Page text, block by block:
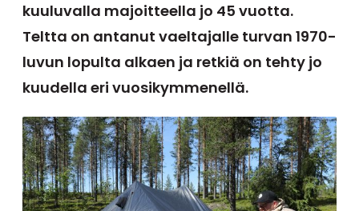
kuuluvalla majoitteella jo 45 vuotta.
Teltta on antanut vaeltajalle turvan 1970-
luvun lopulta alkaen ja retkiä on tehty jo
kuudella eri vuosikymmenellä.